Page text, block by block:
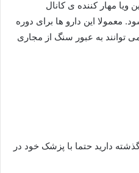
ویا مهار کننده ی کانال
معمولا این دارو ها برای دوره
و می توانند به عبور سنگ از مجاری
دارید حتما با پزشک خود در